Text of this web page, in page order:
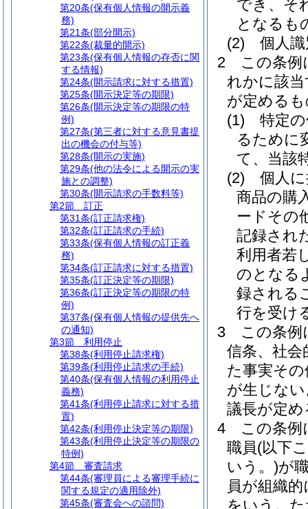
でき、そ
となるも
(2)
個人
2
この条例
れかに該
が定める
(1)
特定
るために
て、当該
(2)
個人
商品の購
ードその
記録され
利用者若
のとなる
録される
行を受け
3
この条例
信条、社会
た事実そ
が生じな
議長が定
4
この条例
職員(以下
いう。)が
員が組織
をいう。
第20条(保有個人情報の開示義
務)
第21条(部分開示)
第22条(裁量的開示)
第23条(保有個人情報の存否に関
する情報)
第24条(開示請求に対する措置)
第25条(開示決定等の期限)
第26条(開示決定等の期限の特
例)
第27条(第三者に対する意見書提
出の機会の付与等)
第28条(開示の実施)
第29条(他の法令による開示の実
施との調整)
第30条(開示請求の手数料等)
第2節
訂正
第31条(訂正請求権)
第32条(訂正請求の手続)
第33条(保有個人情報の訂正義
務)
第34条(訂正請求に対する措置)
第35条(訂正決定等の期限)
第36条(訂正決定等の期限の特
例)
第37条(保有個人情報の提供先へ
の通知)
第3節
利用停止
第38条(利用停止請求権)
第39条(利用停止請求の手続)
第40条(保有個人情報の利用停止
義務)
第41条(利用停止請求に対する措
置)
第42条(利用停止決定等の期限)
第43条(利用停止決定等の期限の
特例)
第4節
審査請求
第44条(審理員による審理手続に
関する規定の適用除外)
第45条(審査会への諮問)